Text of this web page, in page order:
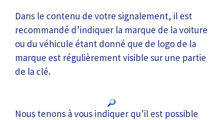
Dans le contenu de votre signalement, il est
recommandé d’indiquer la marque de la voiture
ou du véhicule étant donné que de logo de la
marque est régulièrement visible sur une partie
de la clé.
Nous tenons à vous indiquer qu’il est possible